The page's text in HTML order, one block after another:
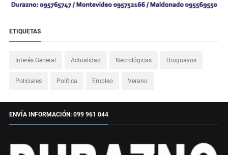
ETIQUETAS
Interés General Actualidad Necrológicas Uruguayos
Policiales Política Empleo Verano
ENVÍA INFORMACIÓN: 099 961 044